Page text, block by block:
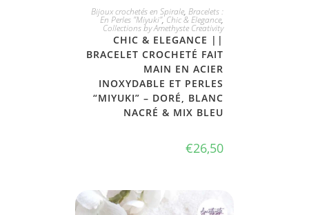
JE L'ADOPTE
Bijoux crochetés en Spirale, Bracelets :
En Perles "Miyuki",Chic & Elegance,
Collections by Amethyste Creativity
CHIC & ELEGANCE ||
BRACELET CROCHETÉ FAIT
MAIN EN ACIER
INOXYDABLE ET PERLES
“MIYUKI” – DORÉ, BLANC
NACRÉ & MIX BLEU
€26,50